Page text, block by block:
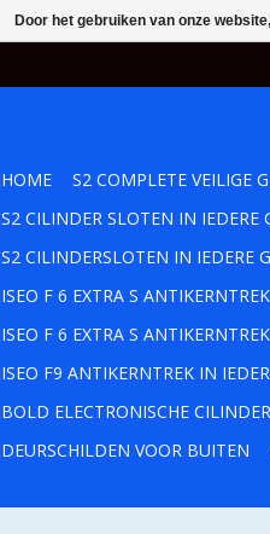
HOME
S2 COMPLETE VEILIGE
S2 CILINDER SLOTEN IN IEDERE
S2 CILINDERSLOTEN IN IEDERE
ISEO F 6 EXTRA S
ISEO F 6 EXTRA S
ISEO F9 ANTIKERNTREK IN
BOLD ELECTRONISCHE
DEURSCHILDEN VOOR BUITEN
Door het gebruiken van onze